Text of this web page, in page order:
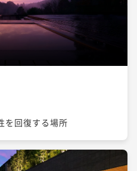
を回復する場所